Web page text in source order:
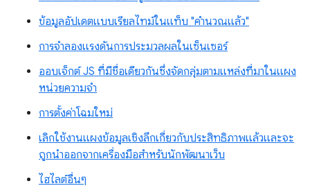
ข้อมูลอัปเดตแบบเรียลไทม์ในแท็บ "คำนวณแล้ว"
การจำลองแรงดันการประมวลผลในเซ็นเซอร์
ออบเจ็กต์ JS ที่มีชื่อเดียวกันซึ่งจัดกลุ่มตามแหล่งที่มาในแผง
หน่วยความจำ
การตั้งค่าโฉมใหม่
เลิกใช้งานแผงข้อมูลเชิงลึกเกี่ยวกับประสิทธิภาพแล้วและจะ
ถูกนำออกจากเครื่องมือสำหรับนักพัฒนาเว็บ
ไฮไลต์อื่นๆ